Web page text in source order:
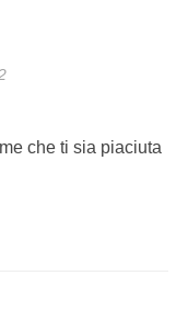
che ti sia piaciuta